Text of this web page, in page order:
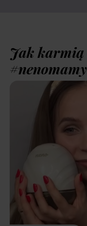
Jak karmią